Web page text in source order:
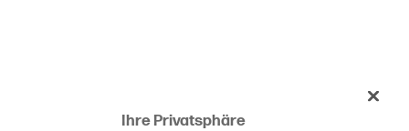
Ihre Privatsphäre